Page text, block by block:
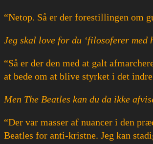
“Netop. Så er der forestillingen om
Jeg skal love for du ‘filosoferer med
“Så er der den med at galt
at bede om at blive styrket i det
Men The Beatles kan du da ikke
“Der var masser af nuancer i den
Beatles for anti-kristne. Jeg kan